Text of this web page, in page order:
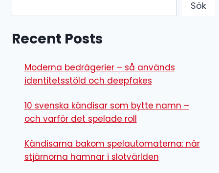
Sök
Recent Posts
Moderna bedrägerier – så används
identitetsstöld och deepfakes
10 svenska kändisar som bytte namn –
och varför det spelade roll
Kändisarna bakom spelautomaterna: när
stjärnorna hamnar i slotvärlden